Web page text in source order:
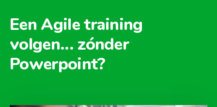
Een Agile training
volgen... zónder
Powerpoint?